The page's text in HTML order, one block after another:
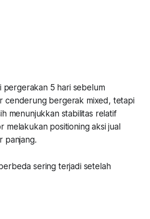
pergerakan 5 hari sebelum
cenderung bergerak mixed, tetapi
menunjukkan stabilitas relatif
melakukan positioning aksi jual
panjang.
sering terjadi setelah